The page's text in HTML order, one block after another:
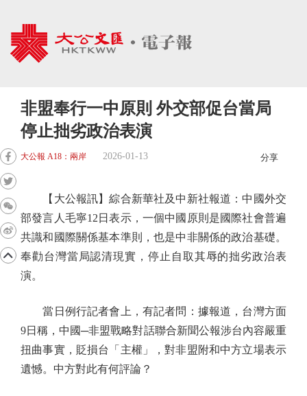
非盟奉行一中原則 外交部促台當局
停止拙劣政治表演
大公報 A18：兩岸 2026-01-13 分享
【大公報訊】綜合新華社及中新社報道：中國外交
部發言人毛寧12日表示，一個中國原則是國際社會普遍
共識和國際關係基本準則，也是中非關係的政治基礎。
奉勸台灣當局認清現實，停止自取其辱的拙劣政治表
演。
當日例行記者會上，有記者問：據報道，台灣方面
9日稱，中國─非盟戰略對話聯合新聞公報涉台內容嚴重
扭曲事實，貶損台「主權」，對非盟附和中方立場表示
遺憾。中方對此有何評論？